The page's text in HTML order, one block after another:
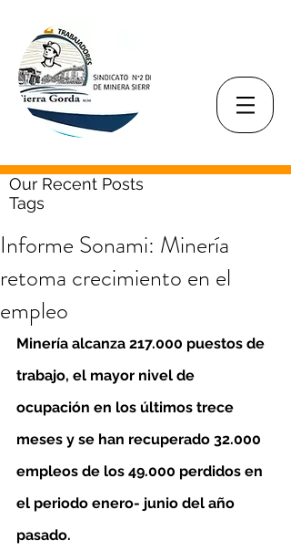
Our Recent Posts
Tags
Informe Sonami: Minería
retoma crecimiento en el
empleo
Minería alcanza 217.000 puestos de
trabajo, el mayor nivel de
ocupación en los últimos trece
meses y se han recuperado 32.000
empleos de los 49.000 perdidos en
el periodo enero- junio del año
pasado.